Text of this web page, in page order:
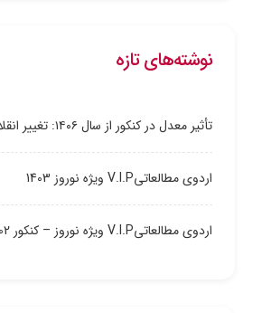
نوشته‌های تازه
تأثیر معدل در کنکور از سال ۱۴۰۶: تغییر انقلابی یا چالش تازه؟
اردوی مطالعاتیV.I.P ویژه نوروز 1403
اردوی مطالعاتیV.I.P ویژه نوروز – کنکور 1402